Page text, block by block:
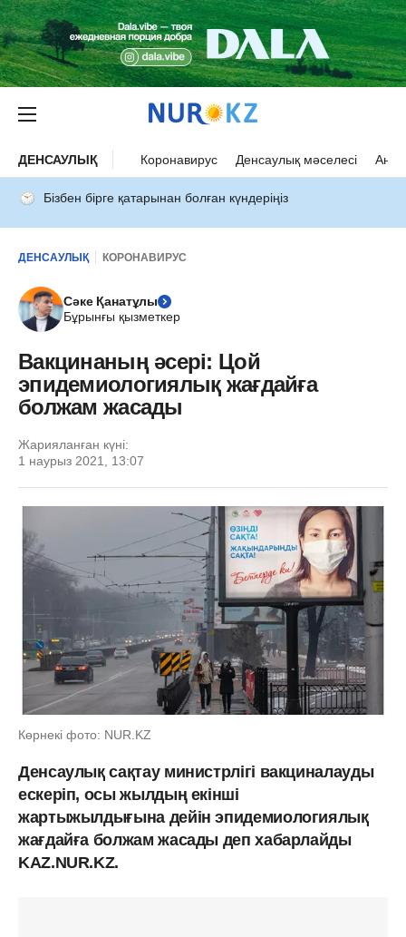
ДЕНСАУЛЫҚ Коронавирус Денсаулық мәселесі Ана
Бізбен бірге қатарынан болған күндеріңіз
ДЕНСАУЛЫҚ КОРОНАВИРУС
Сәке Қанатұлы
Бұрынғы қызметкер
Вакцинаның әсері: Цой
эпидемиологиялық жағдайға
болжам жасады
Жарияланған күні:
1 наурыз 2021, 13:07
Көрнекі фото: NUR.KZ
Денсаулық сақтау министрлігі вакциналауды
ескеріп, осы жылдың екінші
жартыжылдығына дейін эпидемиологиялық
жағдайға болжам жасады деп хабарлайды
KAZ.NUR.KZ.